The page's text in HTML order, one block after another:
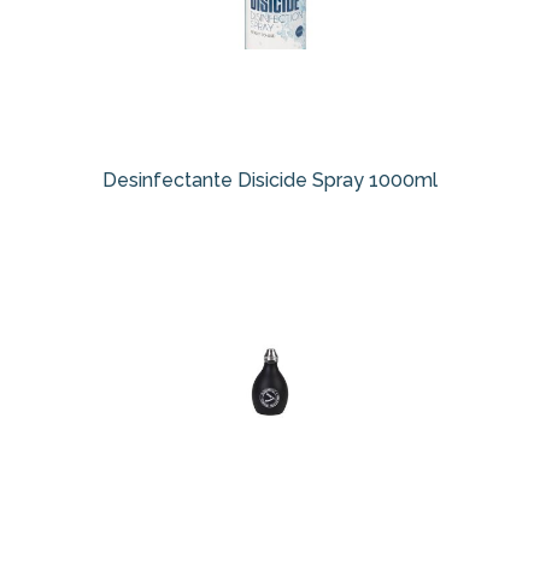
Desinfectante Disicide Spray 1000ml